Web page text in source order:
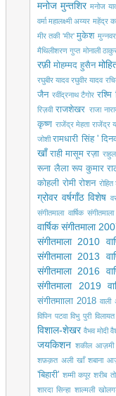
मनोज मुन्तशिर मनोज
वर्मा महालक्ष्मी अय्यर महेंद्र
मीर तकी 'मीर' मुकेश मुन्नवर
मैथिलीशरण गुप्त मोनाली
रफ़ी मोहम्मद हुसैन
रघुबीर यादव रघुवीर यादव
जैन रवींद्रनाथ टैगोर रश्मि
रिज़वी राजशेखर राजा
कृष्ण राजेंद्र मेहता राजेंद्र
जोशी रामधारी सिंह '
खाँ राही मासूम रज़ा
रूना लैला रूप कुमार
कोहली रोमी रोशन रोहित
ग्रोवर वर्षगाँठ विशेष
संगीतमाला वार्षिक
वार्षिक संगीतमाला
संगीतमाला 2010
संगीतमाला 2013
संगीतमाला 2016
संगीतमाला 2019
संगीतमााला 2018 वाली
विपिन पटवा विभु पुरी
विशाल-शेखर वैभव मोदी
जयकिशन शकील आज़मी
शफ़क़त अली खाँ शबाना
'बिहारी' शम्मी कपूर शरीब
शारदा सिन्हा शाल्मली